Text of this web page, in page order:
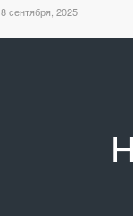
8 сентября, 2025